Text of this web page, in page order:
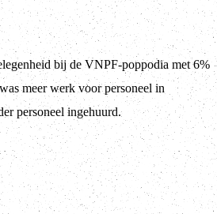
bij de VNPF-poppodia met 6%
meer werk voor personeel in
personeel ingehuurd.